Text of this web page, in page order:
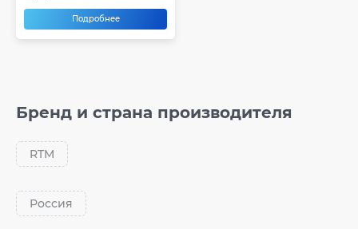
Подробнее
Бренд и страна производителя
RTM
Россия